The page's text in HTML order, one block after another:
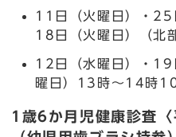
11日（火曜日）・
18日（火曜日）（北
12日（水曜日）・19
曜日）13時～14時
1歳6か月児健康診査